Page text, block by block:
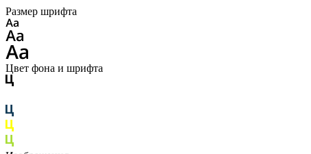
Размер шрифта
Цвет фона и шрифта